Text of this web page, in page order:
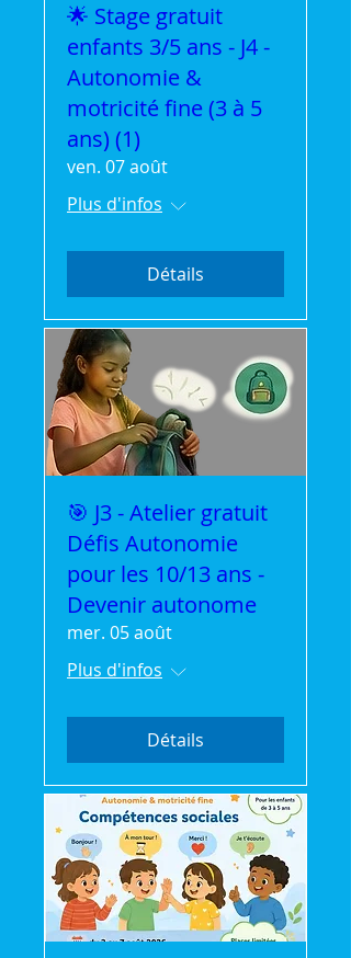
🌟 Stage gratuit
enfants 3/5 ans - J4 -
Autonomie &
motricité fine (3 à 5
ans) (1)
ven. 07 août
Plus d'infos
Détails
🎯 J3 - Atelier gratuit
Défis Autonomie
pour les 10/13 ans -
Devenir autonome
mer. 05 août
Plus d'infos
Détails